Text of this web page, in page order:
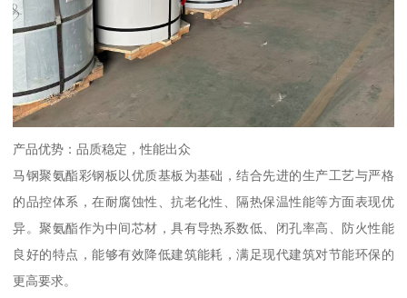
产品优势：品质稳定，性能出众
马钢聚氨酯彩钢板以优质基板为基础，结合先进的生产工艺与严格
的品控体系，在耐腐蚀性、抗老化性、隔热保温性能等方面表现优
异。聚氨酯作为中间芯材，具有导热系数低、闭孔率高、防火性能
良好的特点，能够有效降低建筑能耗，满足现代建筑对节能环保的
更高要求。